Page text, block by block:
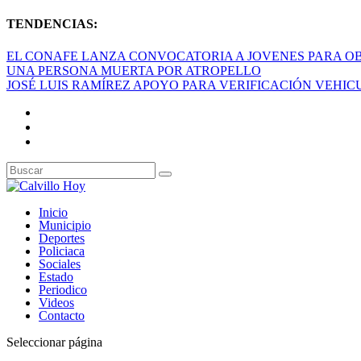
TENDENCIAS:
EL CONAFE LANZA CONVOCATORIA A JOVENES PARA
UNA PERSONA MUERTA POR ATROPELLO
JOSÉ LUIS RAMÍREZ APOYO PARA VERIFICACIÓN
Inicio
Municipio
Deportes
Policiaca
Sociales
Estado
Periodico
Videos
Contacto
Seleccionar página